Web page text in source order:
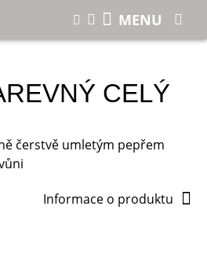
4-barevný celý
CELÝ
čerstvě umletým pepřem
Informace o produktu
MENU